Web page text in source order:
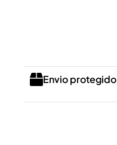
Envio protegido